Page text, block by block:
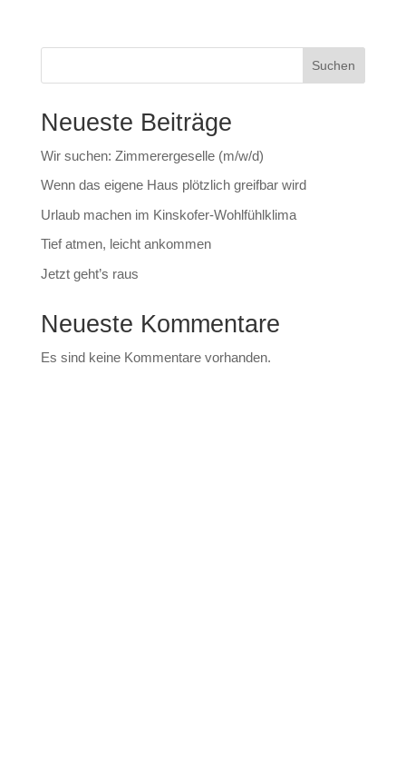
Suchen
Neueste Beiträge
Wir suchen: Zimmerergeselle (m/w/d)
Wenn das eigene Haus plötzlich greifbar wird
Urlaub machen im Kinskofer-Wohlfühlklima
Tief atmen, leicht ankommen
Jetzt geht’s raus
Neueste Kommentare
Es sind keine Kommentare vorhanden.